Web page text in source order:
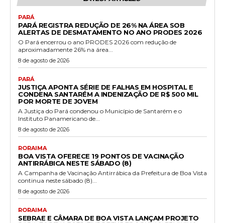
PARÁ
PARÁ REGISTRA REDUÇÃO DE 26% NA ÁREA SOB
ALERTAS DE DESMATAMENTO NO ANO PRODES 2026
O Pará encerrou o ano PRODES 2026 com redução de
aproximadamente 26% na área...
8 de agosto de 2026
PARÁ
JUSTIÇA APONTA SÉRIE DE FALHAS EM HOSPITAL E
CONDENA SANTARÉM A INDENIZAÇÃO DE R$ 500 MIL
POR MORTE DE JOVEM
A Justiça do Pará condenou o Município de Santarém e o
Instituto Panamericano de...
8 de agosto de 2026
RORAIMA
BOA VISTA OFERECE 19 PONTOS DE VACINAÇÃO
ANTIRRÁBICA NESTE SÁBADO (8)
A Campanha de Vacinação Antirrábica da Prefeitura de Boa Vista
continua neste sábado (8)...
8 de agosto de 2026
RORAIMA
SEBRAE E CÂMARA DE BOA VISTA LANÇAM PROJETO